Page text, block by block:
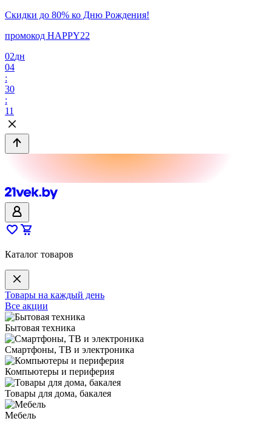
Скидки до 80% ко Дню Рождения!
промокод HAPPY22
02дн
04
:
30
:
11
Каталог товаров
Товары на каждый день
Все акции
Бытовая техника
Смартфоны, ТВ и электроника
Компьютеры и периферия
Товары для дома, бакалея
Мебель